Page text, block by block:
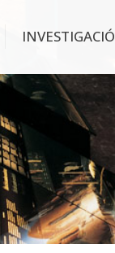
INVESTIGACIÓ